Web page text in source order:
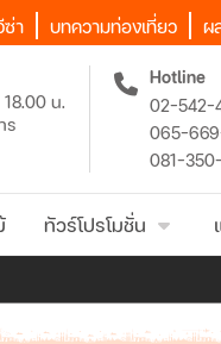
า บทความท่องเที่ยว ผ
น.
ร
Hotline
02-542-
065-
081-
ทัวร์โปรโมชั่น